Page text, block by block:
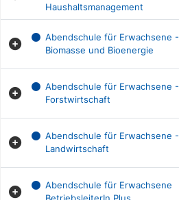
Haushaltsmanagement
Abendschule für Erwachsene -
Biomasse und Bioenergie
Abendschule für Erwachsene -
Forstwirtschaft
Abendschule für Erwachsene -
Landwirtschaft
Abendschule für Erwachsene
BetriebsleiterIn Plus